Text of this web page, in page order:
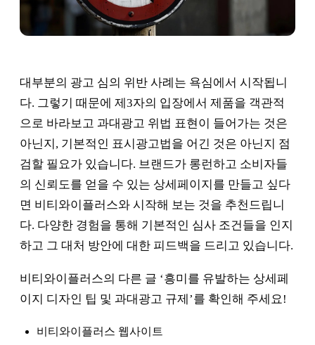
대부분의 광고 심의 위반 사례는 욕심에서 시작됩니
다. 그렇기 때문에 제3자의 입장에서 제품을 객관적
으로 바라보고 과대광고 위법 표현이 들어가는 것은
아닌지, 기본적인 표시광고법을 어긴 것은 아닌지 점
검할 필요가 있습니다. 브랜드가 롱런하고 소비자들
의 신뢰도를 얻을 수 있는 상세페이지를 만들고 싶다
면 비티와이플러스와 시작해 보는 것을 추천드립니
다. 다양한 경험을 통해 기본적인 심사 조건들을 인지
하고 그 대처 방안에 대한 피드백을 드리고 있습니다.
비티와이플러스의 다른 글 ‘흥미를 유발하는 상세페
이지 디자인 팁 및 과대광고 규제’를 확인해 주세요!
비티와이플러스 웹사이트